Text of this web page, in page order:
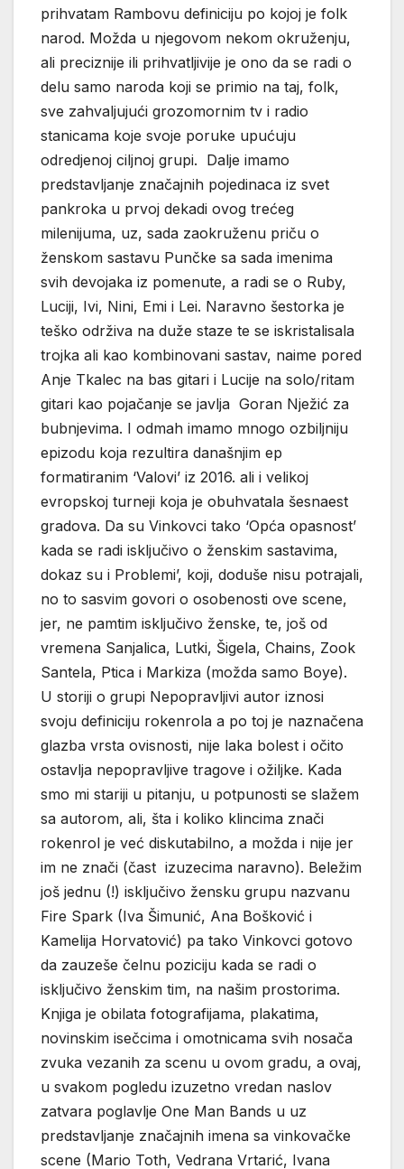
prihvatam Rambovu definiciju po kojoj je folk
narod. Možda u njegovom nekom okruženju,
ali preciznije ili prihvatljivije je ono da se radi o
delu samo naroda koji se primio na taj, folk,
sve zahvaljujući grozomornim tv i radio
stanicama koje svoje poruke upućuju
odredjenoj ciljnoj grupi. Dalje imamo
predstavljanje značajnih pojedinaca iz svet
pankroka u prvoj dekadi ovog trećeg
milenijuma, uz, sada zaokruženu priču o
ženskom sastavu Punčke sa sada imenima
svih devojaka iz pomenute, a radi se o Ruby,
Luciji, Ivi, Nini, Emi i Lei. Naravno šestorka je
teško održiva na duže staze te se iskristalisala
trojka ali kao kombinovani sastav, naime pored
Anje Tkalec na bas gitari i Lucije na solo/ritam
gitari kao pojačanje se javlja Goran Nježić za
bubnjevima. I odmah imamo mnogo ozbiljniju
epizodu koja rezultira današnjim ep
formatiranim ‘Valovi’ iz 2016. ali i velikoj
evropskoj turneji koja je obuhvatala šesnaest
gradova. Da su Vinkovci tako ‘Opća opasnost’
kada se radi isključivo o ženskim sastavima,
dokaz su i Problemi’, koji, doduše nisu potrajali,
no to sasvim govori o osobenosti ove scene,
jer, ne pamtim isključivo ženske, te, još od
vremena Sanjalica, Lutki, Šigela, Chains, Zook
Santela, Ptica i Markiza (možda samo Boye).
U storiji o grupi Nepopravljivi autor iznosi
svoju definiciju rokenrola a po toj je naznačena
glazba vrsta ovisnosti, nije laka bolest i očito
ostavlja nepopravljive tragove i ožiljke. Kada
smo mi stariji u pitanju, u potpunosti se slažem
sa autorom, ali, šta i koliko klincima znači
rokenrol je već diskutabilno, a možda i nije jer
im ne znači (čast izuzecima naravno). Beležim
još jednu (!) isključivo žensku grupu nazvanu
Fire Spark (Iva Šimunić, Ana Bošković i
Kamelija Horvatović) pa tako Vinkovci gotovo
da zauzeše čelnu poziciju kada se radi o
isključivo ženskim tim, na našim prostorima.
Knjiga je obilata fotografijama, plakatima,
novinskim isečcima i omotnicama svih nosača
zvuka vezanih za scenu u ovom gradu, a ovaj,
u svakom pogledu izuzetno vredan naslov
zatvara poglavlje One Man Bands u uz
predstavljanje značajnih imena sa vinkovačke
scene (Mario Toth, Vedrana Vrtarić, Ivana